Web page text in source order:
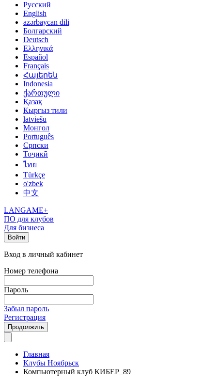
Русский
English
azərbaycan dili
Болгарский
Deutsch
Ελληνικά
Español
Français
Հայերեն
Indonesia
ქართული
Қазақ
Кыргыз тили
latviešu
Монгол
Português
Српски
Тоҷикӣ
ไทย
Türkçe
o'zbek
中文
LANGAME+
ПО для клубов
Для бизнеса
Войти
Вход в личный кабинет
Номер телефона
Пароль
Забыл пароль
Регистрация
Продолжить
Главная
Клубы Ноябрьск
Компьютерный клуб КИБЕР_89